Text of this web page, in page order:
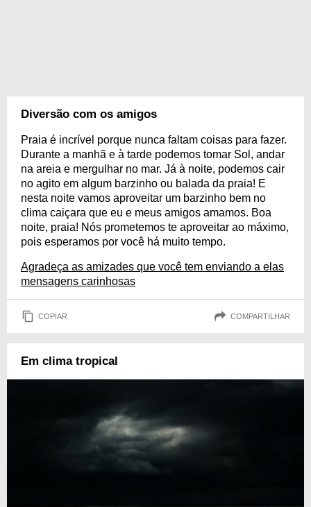
Diversão com os amigos
Praia é incrível porque nunca faltam coisas para fazer.
Durante a manhã e à tarde podemos tomar Sol, andar
na areia e mergulhar no mar. Já à noite, podemos cair
no agito em algum barzinho ou balada da praia! E
nesta noite vamos aproveitar um barzinho bem no
clima caiçara que eu e meus amigos amamos. Boa
noite, praia! Nós prometemos te aproveitar ao máximo,
pois esperamos por você há muito tempo.
Agradeça as amizades que você tem enviando a elas
mensagens carinhosas
COPIAR COMPARTILHAR
Em clima tropical